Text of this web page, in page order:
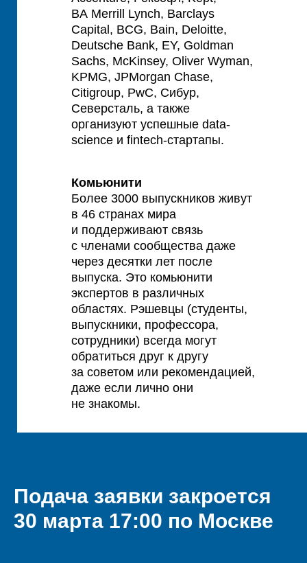
BA Merrill Lynch, Barclays
Capital, BCG, Bain, Deloitte,
Deutsche Bank, EY, Goldman
Sachs, McKinsey, Oliver Wyman,
KPMG, JPMorgan Chase,
Citigroup, PwC, Сибур,
Северсталь, а также
организуют успешные data-
science и fintech-стартапы.
Комьюнити
Более 3000 выпускников живут
в 46 странах мира
и поддерживают связь
с членами сообщества даже
через десятки лет после
выпуска. Это комьюнити
экспертов в различных
областях. Рэшевцы (студенты,
выпускники, профессора,
сотрудники) всегда могут
обратиться друг к другу
за советом или рекомендацией,
даже если лично они
не знакомы.
Подача заявки закроется
30 марта 17:00 по Москве